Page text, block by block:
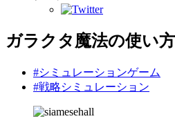
ガラクタ魔法の使い方
#シミュレーションゲーム
#戦略シミュレーション